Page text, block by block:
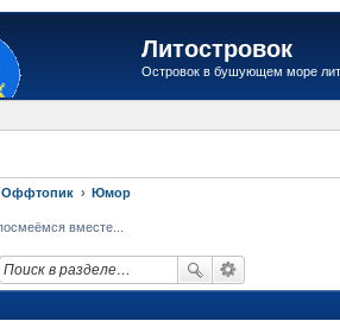
Литостровок
Островок в бушующем море
Оффтопик Юмор
вместе...